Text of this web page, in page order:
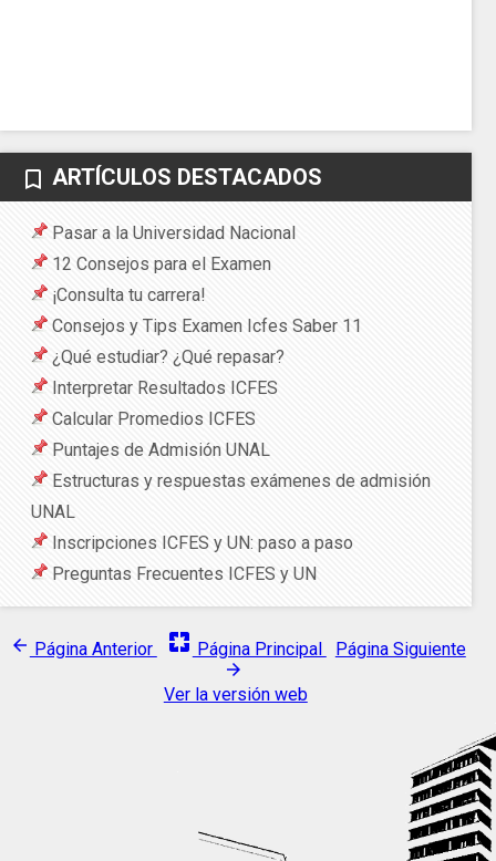
bookmark_border ARTÍCULOS DESTACADOS
Pasar a la Universidad Nacional
12 Consejos para el Examen
¡Consulta tu carrera!
Consejos y Tips Examen Icfes Saber 11
¿Qué estudiar? ¿Qué repasar?
Interpretar Resultados ICFES
Calcular Promedios ICFES
Puntajes de Admisión UNAL
Estructuras y respuestas exámenes de admisión
UNAL
Inscripciones ICFES y UN: paso a paso
Preguntas Frecuentes ICFES y UN
arrow_back Página Anterior pages Página Principal Página Siguiente
arrow_forward
Ver la versión web